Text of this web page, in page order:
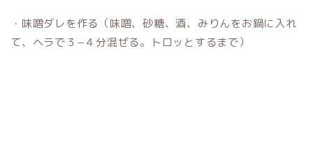
・味噌ダレを作る（味噌、砂糖、酒、みりんをお鍋に入れ
て、ヘラで３−４分混ぜる。トロッとするまで）